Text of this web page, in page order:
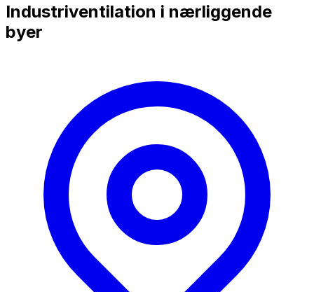
Industriventilation i nærliggende
byer